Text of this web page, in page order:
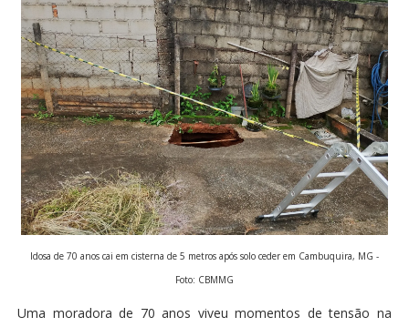
Idosa de 70 anos cai em cisterna de 5 metros após solo ceder em Cambuquira, MG -
Foto: CBMMG
Uma moradora de 70 anos viveu momentos de tensão na